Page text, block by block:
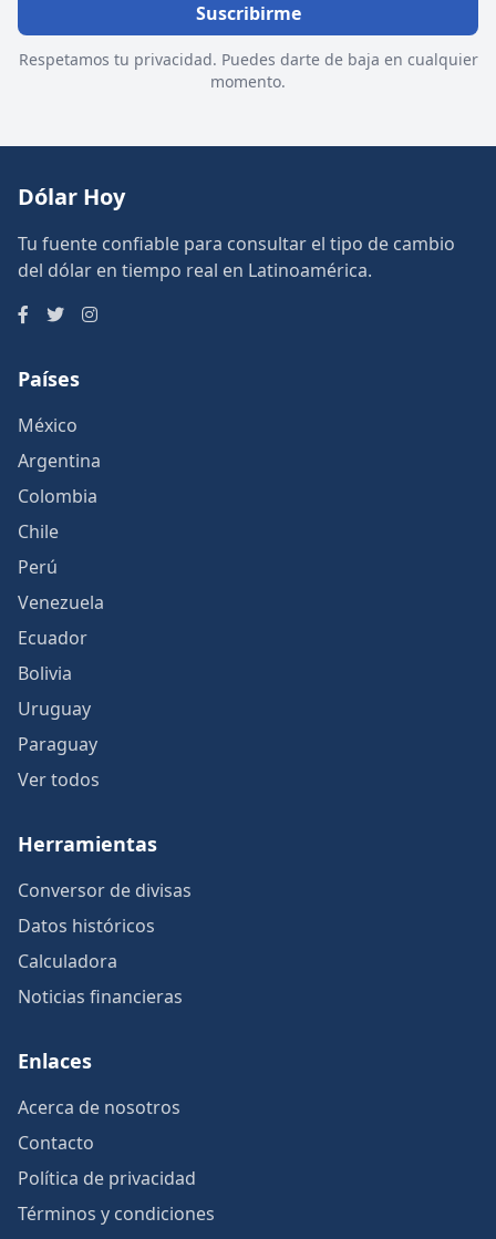
Suscribirme
Respetamos tu privacidad. Puedes darte de baja en cualquier
momento.
Dólar Hoy
Tu fuente confiable para consultar el tipo de cambio
del dólar en tiempo real en Latinoamérica.
Países
México
Argentina
Colombia
Chile
Perú
Venezuela
Ecuador
Bolivia
Uruguay
Paraguay
Ver todos
Herramientas
Conversor de divisas
Datos históricos
Calculadora
Noticias financieras
Enlaces
Acerca de nosotros
Contacto
Política de privacidad
Términos y condiciones